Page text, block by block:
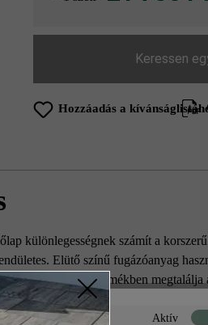
Keressen
Hozzáadás a
különlegességnek számít a
Elütő színű fugázóanyag
a Kumo VG4 termékben megtalálja
Aktív